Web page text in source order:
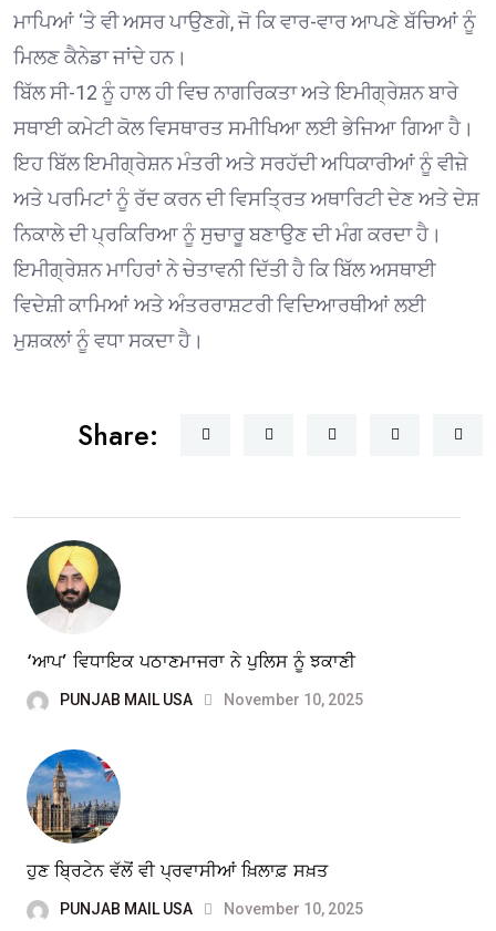
ਮਾਪਿਆਂ ‘ਤੇ ਵੀ ਅਸਰ ਪਾਉਣਗੇ, ਜੋ ਕਿ ਵਾਰ-ਵਾਰ ਆਪਣੇ ਬੱਚਿਆਂ ਨੂੰ
ਮਿਲਣ ਕੈਨੇਡਾ ਜਾਂਦੇ ਹਨ।
ਬਿੱਲ ਸੀ-12 ਨੂੰ ਹਾਲ ਹੀ ਵਿਚ ਨਾਗਰਿਕਤਾ ਅਤੇ ਇਮੀਗ੍ਰੇਸ਼ਨ ਬਾਰੇ
ਸਥਾਈ ਕਮੇਟੀ ਕੋਲ ਵਿਸਥਾਰਤ ਸਮੀਖਿਆ ਲਈ ਭੇਜਿਆ ਗਿਆ ਹੈ।
ਇਹ ਬਿੱਲ ਇਮੀਗ੍ਰੇਸ਼ਨ ਮੰਤਰੀ ਅਤੇ ਸਰਹੱਦੀ ਅਧਿਕਾਰੀਆਂ ਨੂੰ ਵੀਜ਼ੇ
ਅਤੇ ਪਰਮਿਟਾਂ ਨੂੰ ਰੱਦ ਕਰਨ ਦੀ ਵਿਸਤ੍ਰਿਤ ਅਥਾਰਿਟੀ ਦੇਣ ਅਤੇ ਦੇਸ਼
ਨਿਕਾਲੇ ਦੀ ਪ੍ਰਕਿਰਿਆ ਨੂੰ ਸੁਚਾਰੂ ਬਣਾਉਣ ਦੀ ਮੰਗ ਕਰਦਾ ਹੈ।
ਇਮੀਗ੍ਰੇਸ਼ਨ ਮਾਹਿਰਾਂ ਨੇ ਚੇਤਾਵਨੀ ਦਿੱਤੀ ਹੈ ਕਿ ਬਿੱਲ ਅਸਥਾਈ
ਵਿਦੇਸ਼ੀ ਕਾਮਿਆਂ ਅਤੇ ਅੰਤਰਰਾਸ਼ਟਰੀ ਵਿਦਿਆਰਥੀਆਂ ਲਈ
ਮੁਸ਼ਕਲਾਂ ਨੂੰ ਵਧਾ ਸਕਦਾ ਹੈ।
Share:
‘ਆਪ’ ਵਿਧਾਇਕ ਪਠਾਣਮਾਜਰਾ ਨੇ ਪੁਲਿਸ ਨੂੰ ਝਕਾਣੀ
PUNJAB MAIL USA November 10, 2025
ਹੁਣ ਬ੍ਰਿਟੇਨ ਵੱਲੋਂ ਵੀ ਪ੍ਰਵਾਸੀਆਂ ਖ਼ਿਲਾਫ਼ ਸਖ਼ਤ
PUNJAB MAIL USA November 10, 2025